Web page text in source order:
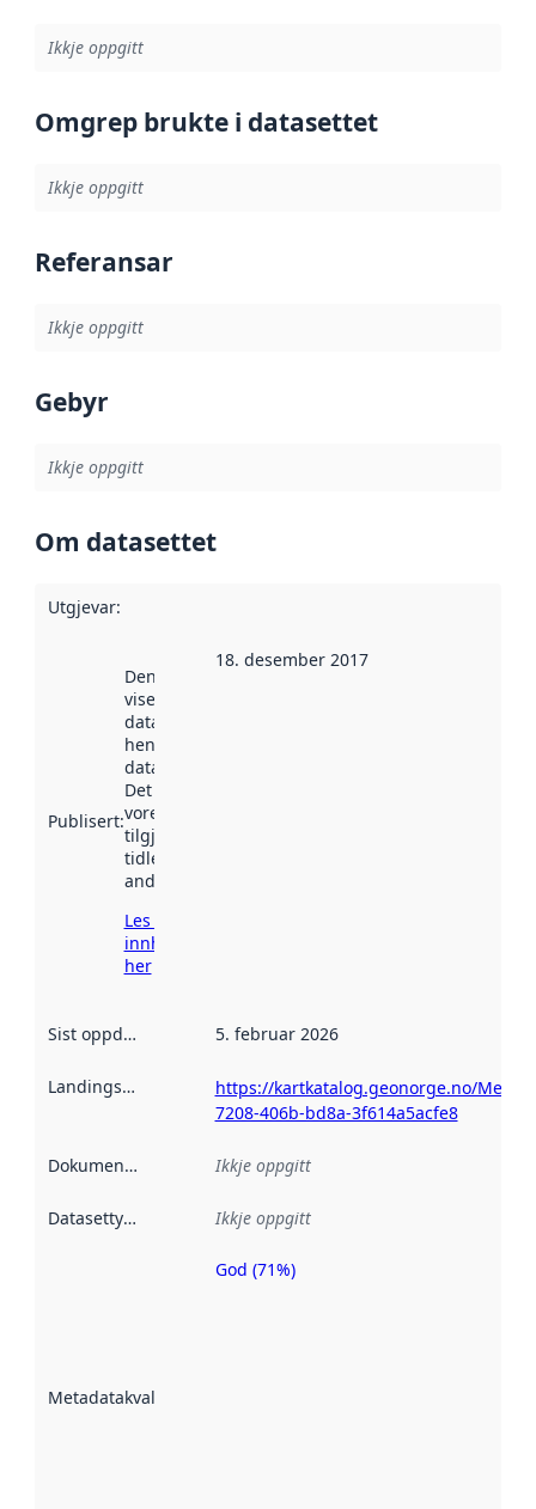
Ikkje oppgitt
Omgrep brukte i datasettet
Ikkje oppgitt
Referansar
Ikkje oppgitt
Gebyr
Ikkje oppgitt
Om datasettet
Utgjevar:
Publisert:
Denne datoen
viser når
datasettet vart
henta inn av
data.norge.no.
Det kan ha
vore
tilgjengeleg
tidlegare
andre stader.
Les meir om
innhenting
her
18. desember 2017
Sist oppdatert 5. februar 2026
Landingsside
https://kartkatalog.geonorge.no/
7208-406b-bd8a-3f614a5acfe8
Dokumentasjon Ikkje oppgitt
Datasettype Ikkje oppgitt
Metadatakvalitet
Metadatakvalitet
God (71%)